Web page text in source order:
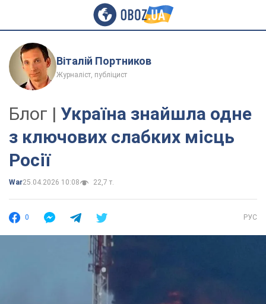
Віталій Портников
Журналіст, публіцист
Блог | Україна знайшла одне
з ключових слабких місць
Росії
War25.04.2026 10:08 22,7 т.
0 РУС